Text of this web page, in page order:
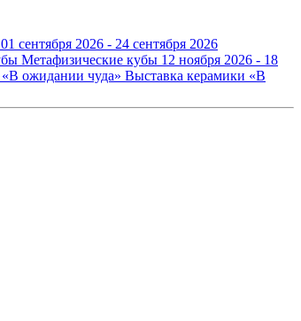
01 сентября 2026 - 24 сентября 2026
Метафизические кубы 12 ноября 2026 - 18
Выставка керамики «В